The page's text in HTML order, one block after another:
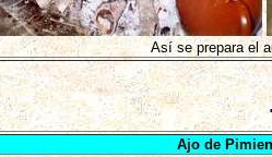
Así se prepara el
Ajo de